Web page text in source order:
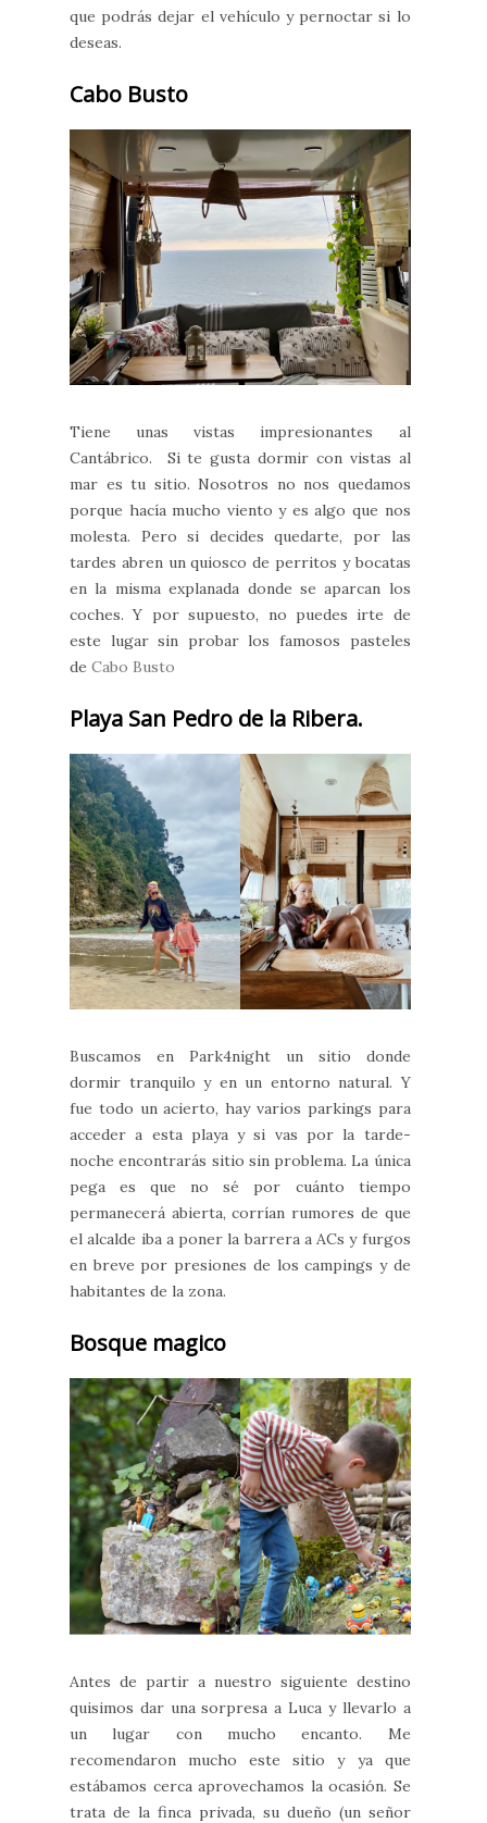
que podrás dejar el vehículo y pernoctar si lo
deseas.
Cabo Busto
Tiene unas vistas impresionantes al
Cantábrico. Si te gusta dormir con vistas al
mar es tu sitio. Nosotros no nos quedamos
porque hacía mucho viento y es algo que nos
molesta. Pero si decides quedarte, por las
tardes abren un quiosco de perritos y bocatas
en la misma explanada donde se aparcan los
coches. Y por supuesto, no puedes irte de
este lugar sin probar los famosos pasteles
de Cabo Busto
Playa San Pedro de la Ribera.
Buscamos en Park4night un sitio donde
dormir tranquilo y en un entorno natural. Y
fue todo un acierto, hay varios parkings para
acceder a esta playa y si vas por la tarde-
noche encontrarás sitio sin problema. La única
pega es que no sé por cuánto tiempo
permanecerá abierta, corrían rumores de que
el alcalde iba a poner la barrera a ACs y furgos
en breve por presiones de los campings y de
habitantes de la zona.
Bosque magico
Antes de partir a nuestro siguiente destino
quisimos dar una sorpresa a Luca y llevarlo a
un lugar con mucho encanto. Me
recomendaron mucho este sitio y ya que
estábamos cerca aprovechamos la ocasión. Se
trata de la finca privada, su dueño (un señor